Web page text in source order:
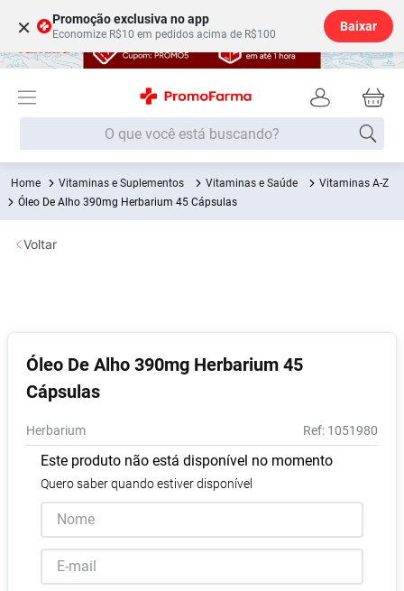
× Promoção exclusiva no app
Economize R$10 em pedidos acima de R$100
Baixar
O que você está buscando?
Vitaminas e Suplementos Vitaminas e Saúde
Vitaminas A-Z
Óleo De Alho 390mg Herbarium 45 Cápsulas
Óleo De Alho 390mg Herbarium 45
Cápsulas
Herbarium : 1051980
Este produto não está disponível no momento
Quero saber quando estiver disponível
Voltar
Termos mais buscados
1º Fralda
2
6º Shampoo
7º Desodorante
8º Vitamina D
9º Absorvente
10º Lavitan